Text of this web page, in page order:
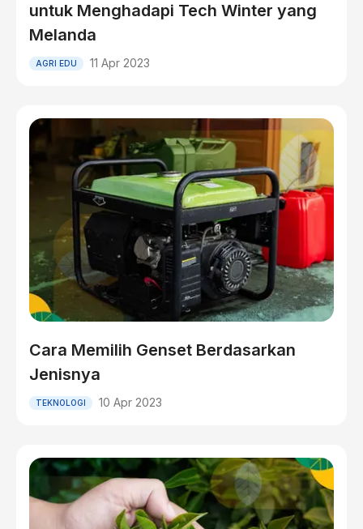
untuk Menghadapi Tech Winter yang
Melanda
AGRI EDU 11 Apr 2023
Cara Memilih Genset Berdasarkan
Jenisnya
TEKNOLOGI 10 Apr 2023